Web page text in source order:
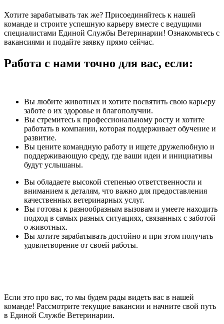
Хотите зарабатывать так же? Присоединяйтесь к нашей
команде и строите успешную карьеру вместе с ведущими
специалистами Единой Службы Ветеринарии! Ознакомьтесь с
вакансиями и подайте заявку прямо сейчас.
Работа с нами точно для вас, если:
Вы любите животных и хотите посвятить свою карьеру
заботе о их здоровье и благополучии.
Вы стремитесь к профессиональному росту и хотите
работать в компании, которая поддерживает обучение и
развитие.
Вы цените командную работу и ищете дружелюбную и
поддерживающую среду, где ваши идеи и инициативы
будут услышаны.
Вы обладаете высокой степенью ответственности и
вниманием к деталям, что важно для предоставления
качественных ветеринарных услуг.
Вы готовы к разнообразным вызовам и умеете находить
подход в самых разных ситуациях, связанных с заботой
о животных.
Вы хотите зарабатывать достойно и при этом получать
удовлетворение от своей работы.
Если это про вас, то мы будем рады видеть вас в нашей
команде! Рассмотрите текущие вакансии и начните свой путь
в Единой Службе Ветеринарии.